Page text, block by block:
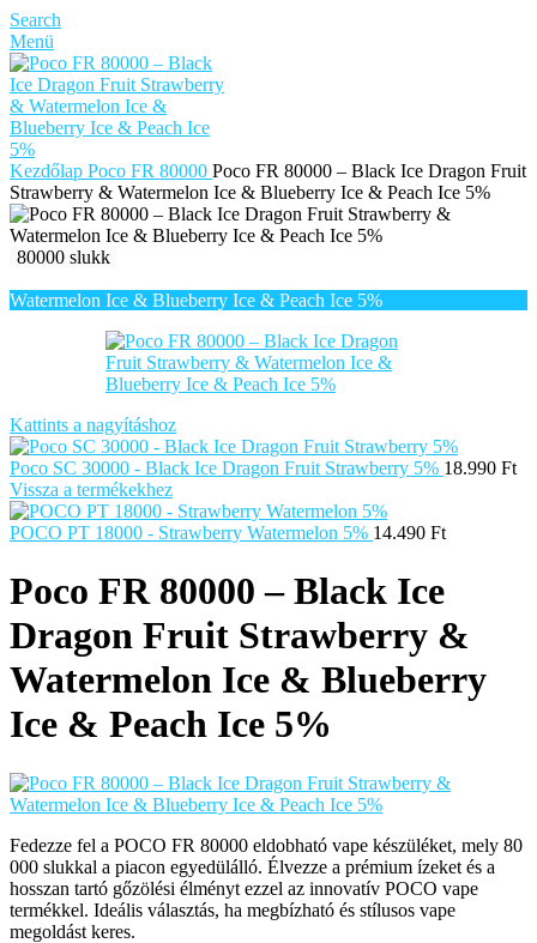
Search
Menü
Kezdőlap Poco FR 80000 Poco FR 80000 – Black Ice Dragon Fruit
Strawberry & Watermelon Ice & Blueberry Ice & Peach Ice 5%
80000 slukk
Kattints a nagyításhoz
Poco SC 30000 - Black Ice Dragon Fruit Strawberry 5% 18.990 Ft
Vissza a termékekhez
POCO PT 18000 - Strawberry Watermelon 5% 14.490 Ft
Poco FR 80000 – Black Ice
Dragon Fruit Strawberry &
Watermelon Ice & Blueberry
Ice & Peach Ice 5%
Fedezze fel a POCO FR 80000 eldobható vape készüléket, mely 80
000 slukkal a piacon egyedülálló. Élvezze a prémium ízeket és a
hosszan tartó gőzölési élményt ezzel az innovatív POCO vape
termékkel. Ideális választás, ha megbízható és stílusos vape
megoldást keres.